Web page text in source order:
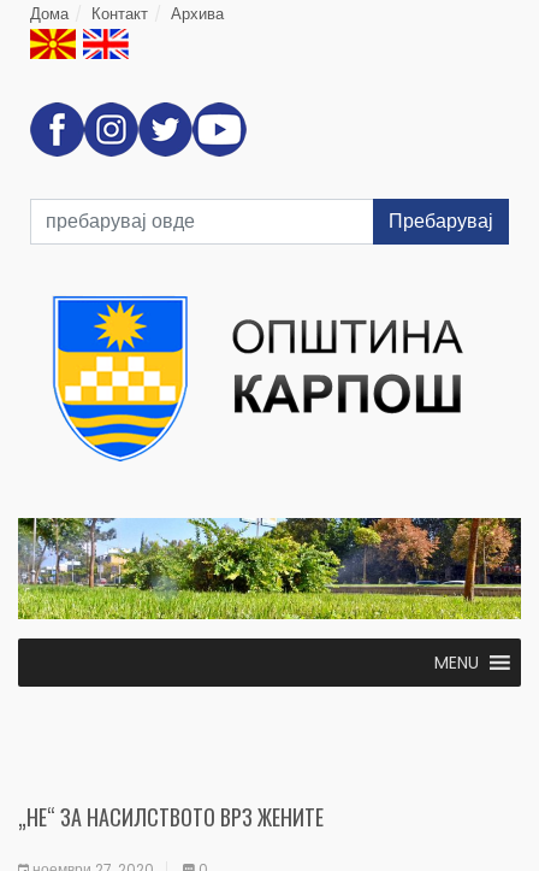
Дома Контакт Архива
Пребарувај
MENU
„НЕ“ ЗА НАСИЛСТВОТО ВРЗ ЖЕНИТЕ